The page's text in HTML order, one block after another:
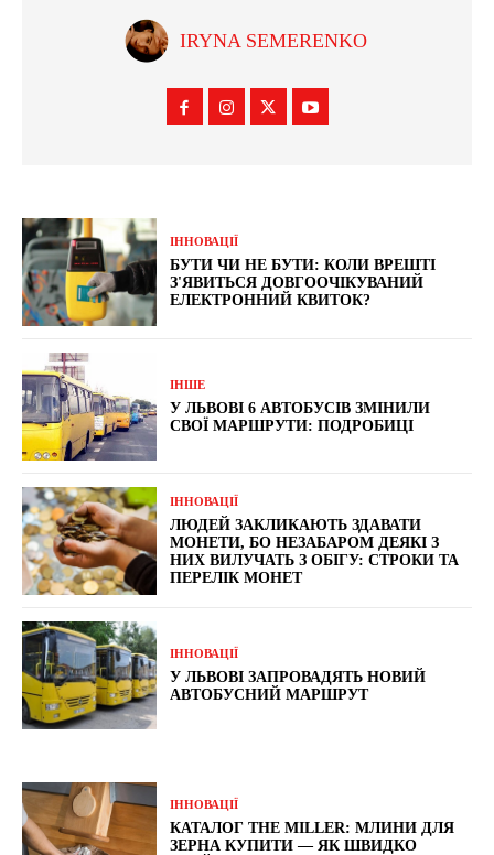
IRYNA SEMERENKO
ІННОВАЦІЇ
БУТИ ЧИ НЕ БУТИ: КОЛИ ВРЕШТІ
З'ЯВИТЬСЯ ДОВГООЧІКУВАНИЙ
ЕЛЕКТРОННИЙ КВИТОК?
ІНШЕ
У ЛЬВОВІ 6 АВТОБУСІВ ЗМІНИЛИ
СВОЇ МАРШРУТИ: ПОДРОБИЦІ
ІННОВАЦІЇ
ЛЮДЕЙ ЗАКЛИКАЮТЬ ЗДАВАТИ
МОНЕТИ, БО НЕЗАБАРОМ ДЕЯКІ З
НИХ ВИЛУЧАТЬ З ОБІГУ: СТРОКИ ТА
ПЕРЕЛІК МОНЕТ
ІННОВАЦІЇ
У ЛЬВОВІ ЗАПРОВАДЯТЬ НОВИЙ
АВТОБУСНИЙ МАРШРУТ
ІННОВАЦІЇ
КАТАЛОГ THE MILLER: МЛИНИ ДЛЯ
ЗЕРНА КУПИТИ — ЯК ШВИДКО